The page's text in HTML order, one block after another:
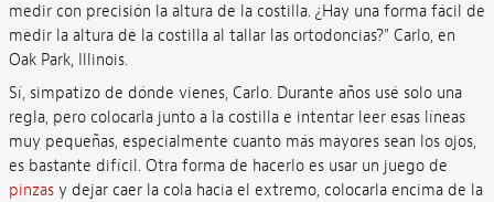
medir con precisión la altura de la costilla. ¿Hay una forma fácil de
medir la altura de la costilla al tallar las ortodoncias?" Carlo, en
Oak Park, Illinois.
Sí, simpatizo de dónde vienes, Carlo. Durante años usé solo una
regla, pero colocarla junto a la costilla e intentar leer esas líneas
muy pequeñas, especialmente cuanto más mayores sean los ojos,
es bastante difícil. Otra forma de hacerlo es usar un juego de
pinzasy dejar caer la cola hacia el extremo, colocarla encima de la